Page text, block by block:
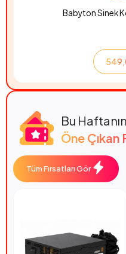
Babyton Sinek
Bu
Öne Çıkan
Tüm Fırsatları Gör